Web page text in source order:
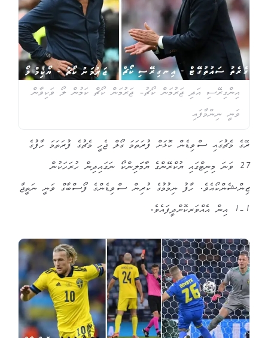
އިންގިރޭސި އަދި ޖަރުމަން ކޯޗު- ޖަރުމަން ކޯޗް ކަމުން ލޯ ވަކިވާން
ވަނީ ނިންމާފައި
ރޭގެ މެޗުގައި ސްވިޑެން ކޮޅަށް ފުރަތަމަ ގޯލް ޖެހީ މެޗުގެ ފުރަތަމަ ހާފުގެ
27 ވަނަ މިނިޓްގައި ޔުކްރޭންގެ ޔާމަަލިންކޯ ނަގައިދިން ހުރަހަކުން
ޒިންޝެންކޯއެވެ. ހާފު ނިމުމުގެ ކުރިން ސްވިޑެންގެ ފޯސްބާގް ވަނީ ނަތީޖާ
1-1 އިން އެއްވަރކޮށްދީފައެވެ.